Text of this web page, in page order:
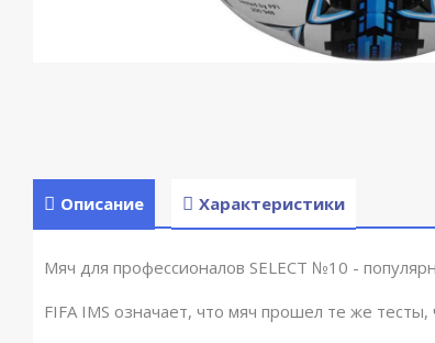
Описание Характеристики
Мяч для профессионалов SELECT №10 -
FIFA IMS означает, что мяч прошел те же